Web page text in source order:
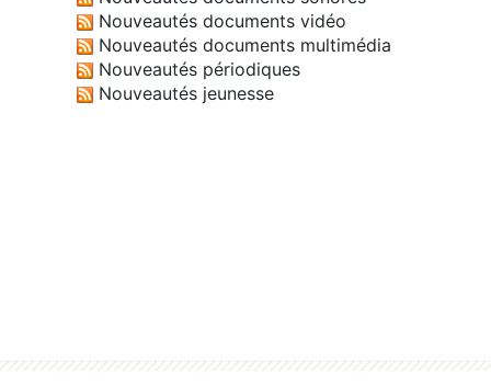
Nouveautés documents vidéo
Nouveautés documents multimédia
Nouveautés périodiques
Nouveautés jeunesse